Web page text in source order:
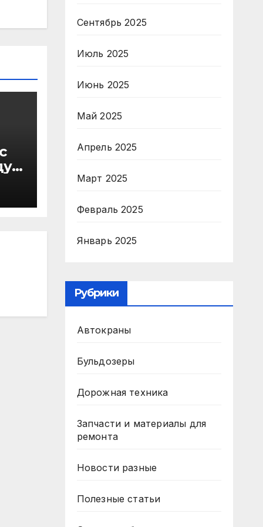
Сентябрь 2025
Июль 2025
Июнь 2025
Май 2025
Апрель 2025
Март 2025
Февраль 2025
Январь 2025
Рубрики
Автокраны
Бульдозеры
Дорожная техника
Запчасти и материалы для
ремонта
Новости разные
Полезные статьи